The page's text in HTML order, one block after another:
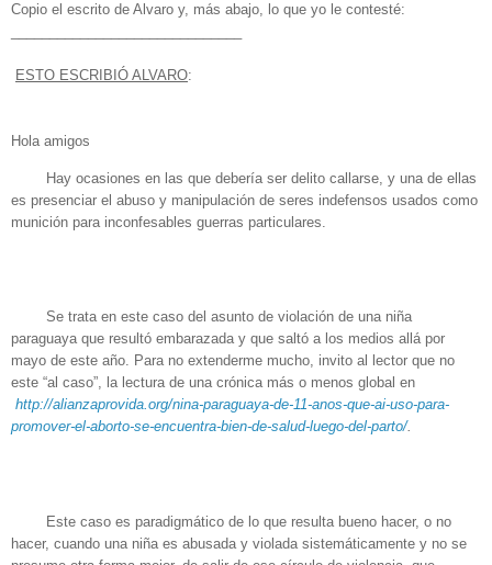
Copio el escrito de Alvaro y, más abajo, lo que yo le contesté:
ESTO ESCRIBIÓ ALVARO:
Hola amigos
Hay ocasiones en las que debería ser delito callarse, y una de ellas
es presenciar el abuso y manipulación de seres indefensos usados como
munición para inconfesables guerras particulares.
Se trata en este caso del asunto de violación de una niña
paraguaya que resultó embarazada y que saltó a los medios allá por
mayo de este año. Para no extenderme mucho, invito al lector que no
este “al caso”, la lectura de una crónica más o menos global en
http://alianzaprovida.org/nina-paraguaya-de-11-anos-que-ai-uso-para-
promover-el-aborto-se-encuentra-bien-de-salud-luego-del-parto/.
Este caso es paradigmático de lo que resulta bueno hacer, o no
hacer, cuando una niña es abusada y violada sistemáticamente y no se